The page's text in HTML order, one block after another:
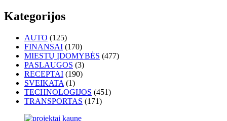
Kategorijos
AUTO (125)
FINANSAI (170)
MIESTŲ ĮDOMYBĖS (477)
PASLAUGOS (3)
RECEPTAI (190)
SVEIKATA (1)
TECHNOLOGIJOS (451)
TRANSPORTAS (171)